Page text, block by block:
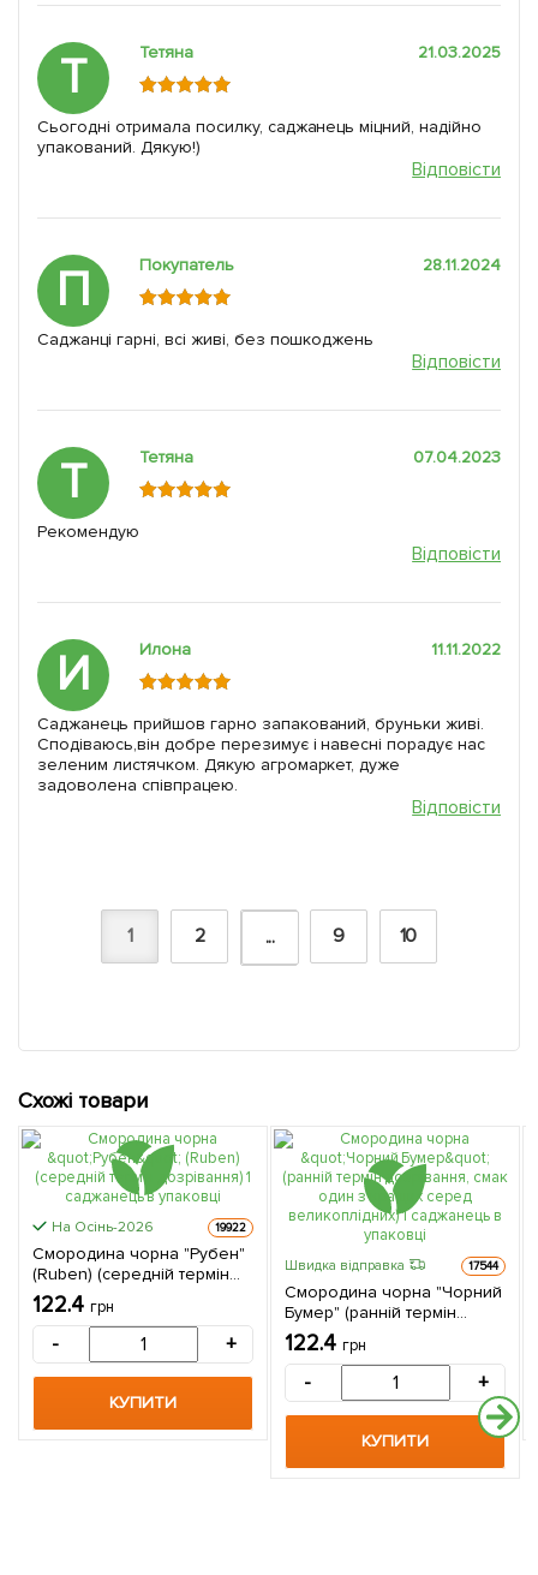
Т Тетяна 21.03.2025
Сьогодні отримала посилку, саджанець міцний, надійно
упакований. Дякую!)
Відповісти
П Покупатель 28.11.2024
Саджанці гарні, всі живі, без пошкоджень
Відповісти
Т Тетяна 07.04.2023
Рекомендую
Відповісти
И Илона 11.11.2022
Саджанець прийшов гарно запакований, бруньки живі.
Сподіваюсь,він добре перезимує і навесні порадує нас
зеленим листячком. Дякую агромаркет, дуже
задоволена співпрацею.
Відповісти
1 2 ... 9 10
Схожі товари
На Осінь-2026 19922
Смородина чорна "Рубен"
(Ruben) (середній термін
дозрівання) 1 саджанець в
упаковці
122.4 грн
- +
КУПИТИ
Швидка відправка 17544
Смородина чорна "Чорний
Бумер" (ранній термін
дозрівання, смак один з
кращих серед
великоплідних) 1
саджанець в упаковці
122.4 грн
- +
КУПИТИ